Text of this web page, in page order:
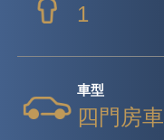
1
車型
四門房車